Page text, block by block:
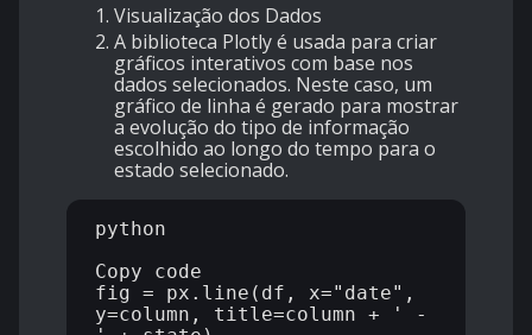
Visualização dos Dados
A biblioteca Plotly é usada para criar
gráficos interativos com base nos
dados selecionados. Neste caso, um
gráfico de linha é gerado para mostrar
a evolução do tipo de informação
escolhido ao longo do tempo para o
estado selecionado.
python
Copy code
fig = px.line(df, x="date",
y=column, title=column + ' -